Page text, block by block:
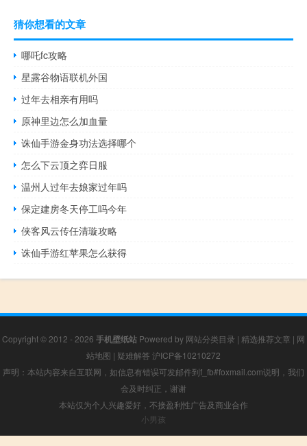
猜你想看的文章
哪吒fc攻略
星露谷物语联机外国
过年去相亲有用吗
原神里边怎么加血量
诛仙手游金身功法选择哪个
怎么下云顶之弈日服
温州人过年去娘家过年吗
保定建房冬天停工吗今年
侠客风云传任清璇攻略
诛仙手游红苹果怎么获得
Copyright © 2012 - 2026 手机壁纸站 Powered by 网站分类目录 | 精选推荐文章 | 网
站地图 | 疑难解答 沪ICP备10210272
声明：本站内容来自互联网，如信息有错误可发邮件到f_fb#foxmail.com说明，我们
会及时纠正，谢谢
本站仅为个人兴趣爱好，不接盈利性广告及商业合作
小男孩